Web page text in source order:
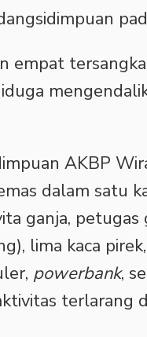
empat
AKBP
dalam satu
ganja,
lima kaca
powerbank,
terlarang